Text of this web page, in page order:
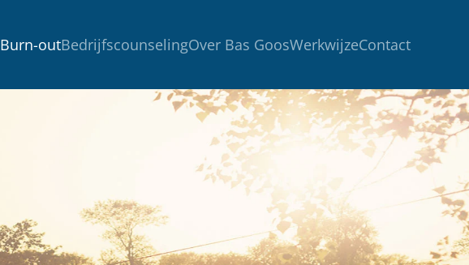
Burn-outBedrijfscounselingOver Bas GoosWerkwijzeContact